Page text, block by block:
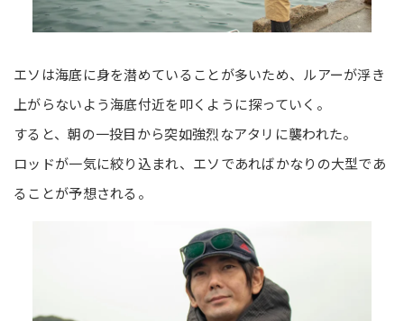
エソは海底に身を潜めていることが多いため、ルアーが浮き
上がらないよう海底付近を叩くように探っていく。
すると、朝の一投目から突如強烈なアタリに襲われた。
ロッドが一気に絞り込まれ、エソであればかなりの大型であ
ることが予想される。